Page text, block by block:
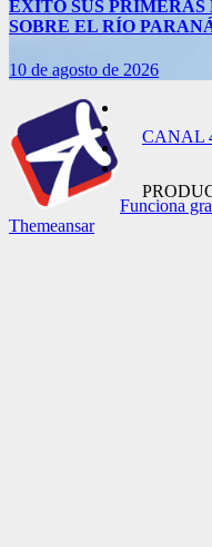
ÉXITO SUS
SOBRE EL RÍO
10 de agosto de 2026
CANAL
Funciona
Themeansar